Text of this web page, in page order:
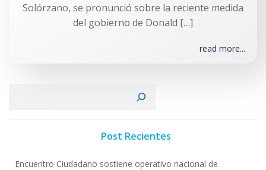
Solórzano, se pronunció sobre la reciente medida
del gobierno de Donald […]
read more...
Post Recientes
Encuentro Ciudadano sostiene operativo nacional de